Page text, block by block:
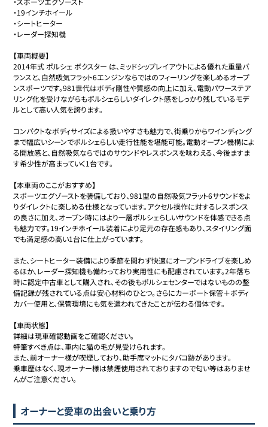
・19インチホイール
・シートヒーター
・レーダー探知機
【車両概要】
2014年式 ポルシェ ボクスター は、ミッドシップレイアウトによる優れた重量バ
ランスと、自然吸気フラット6エンジンならではのフィーリングを楽しめるオープ
ンスポーツです。981世代はボディ剛性や質感の向上に加え、電動パワーステア
リング化を受けながらもポルシェらしいダイレクト感をしっかり残しているモデ
ルとして高い人気を誇ります。
コンパクトなボディサイズによる扱いやすさも魅力で、街乗りからワインディング
まで幅広いシーンでポルシェらしい走行性能を堪能可能。電動オープン機構によ
る開放感と、自然吸気ならではのサウンドやレスポンスを味わえる、今後ますま
す希少性が高まっていく1台です。
【本車両のここがおすすめ】
スポーツエグゾーストを装備しており、981型の自然吸気フラット6サウンドをよ
りダイレクトに楽しめる仕様となっています。アクセル操作に対するレスポンス
の良さに加え、オープン時にはより一層ポルシェらしいサウンドを体感できる点
も魅力です。19インチホイール装着により足元の存在感もあり、スタイリング面
でも満足感の高い1台に仕上がっています。
また、シートヒーター装備により季節を問わず快適にオープンドライブを楽しめ
るほか、レーダー探知機も備わっており実用性にも配慮されています。2年落ち
時に認定中古車として購入され、その後もポルシェセンターではないものの整
備記録が残されている点は安心材料のひとつ。さらにカーポート保管＋ボディ
カバー使用と、保管環境にも気を遣われてきたことが伝わる個体です。
【車両状態】
詳細は現車確認動画をご確認ください。
特筆すべき点は、車内に猫の毛が見受けられます。
また、前オーナー様が喫煙しており、助手席マットにタバコ跡があります。
乗車歴はなく、現オーナー様は禁煙使用されておりますので匂い等はありませ
んがご注意ください。
オーナーと愛車の出会いと乗り方